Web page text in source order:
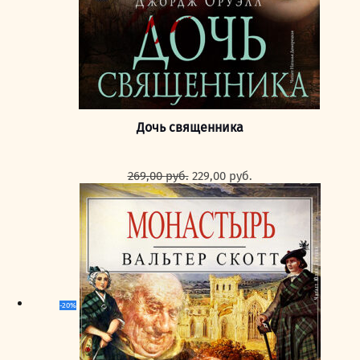
Дочь священника
269,00руб. Первоначальная
цена
составляла
269,00 руб..
229,00 руб.
цена:
229,00 руб..
-20%